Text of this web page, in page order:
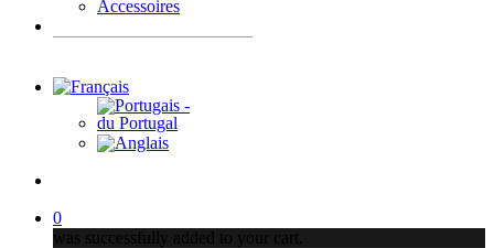
Accessoires
0
was successfully added to your cart.